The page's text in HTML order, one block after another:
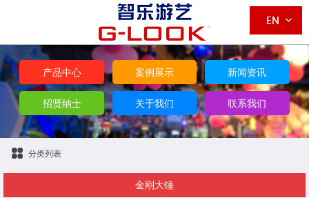
产品中心 案例展示 新闻资讯
招贤纳士 关于我们 联系我们
分类列表
金刚大锤